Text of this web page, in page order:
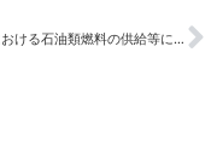
災害時における石油類燃料の供給等に関する協定を締結